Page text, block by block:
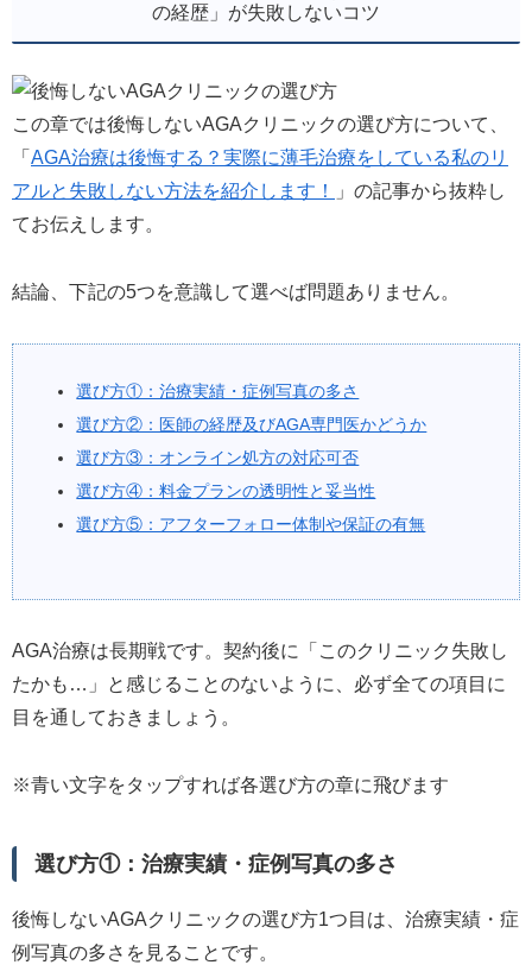
の経歴」が失敗しないコツ
この章では後悔しないAGAクリニックの選び方について、
「 AGA治療は後悔する？実際に薄毛治療をしている私のリ
アルと失敗しない方法を紹介します！
」の記事から抜粋し
てお伝えします。
結論、下記の5つを意識して選べば問題ありません。
選び方①：治療実績・症例写真の多さ
選び方②：医師の経歴及びAGA専門医かどうか
選び方③：オンライン処方の対応可否
選び方④：料金プランの透明性と妥当性
選び方⑤：アフターフォロー体制や保証の有無
AGA治療は長期戦です。契約後に「このクリニック失敗し
たかも…」と感じることのないように、必ず全ての項目に
目を通しておきましょう。
※青い文字をタップすれば各選び方の章に飛びます
選び方①：治療実績・症例写真の多さ
後悔しないAGAクリニックの選び方1つ目は、治療実績・症
例写真の多さを見ることです。